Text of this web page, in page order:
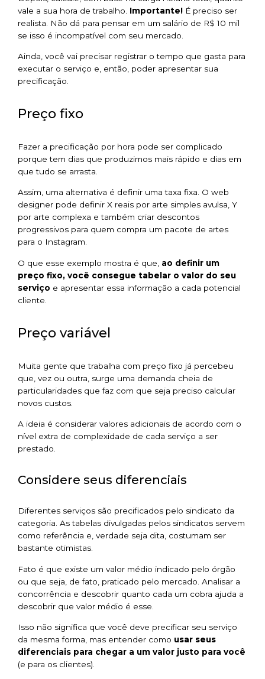
vale a sua hora de trabalho. Importante! É preciso ser
realista. Não dá para pensar em um salário de R$ 10 mil
se isso é incompatível com seu mercado.
Ainda, você vai precisar registrar o tempo que gasta para
executar o serviço e, então, poder apresentar sua
precificação.
Preço fixo
Fazer a precificação por hora pode ser complicado
porque tem dias que produzimos mais rápido e dias em
que tudo se arrasta.
Assim, uma alternativa é definir uma taxa fixa. O web
designer pode definir X reais por arte simples avulsa, Y
por arte complexa e também criar descontos
progressivos para quem compra um pacote de artes
para o Instagram.
O que esse exemplo mostra é que, ao definir um
preço fixo, você consegue tabelar o valor do seu
serviço e apresentar essa informação a cada potencial
cliente.
Preço variável
Muita gente que trabalha com preço fixo já percebeu
que, vez ou outra, surge uma demanda cheia de
particularidades que faz com que seja preciso calcular
novos custos.
A ideia é considerar valores adicionais de acordo com o
nível extra de complexidade de cada serviço a ser
prestado.
Considere seus diferenciais
Diferentes serviços são precificados pelo sindicato da
categoria. As tabelas divulgadas pelos sindicatos servem
como referência e, verdade seja dita, costumam ser
bastante otimistas.
Fato é que existe um valor médio indicado pelo órgão
ou que seja, de fato, praticado pelo mercado. Analisar a
concorrência e descobrir quanto cada um cobra ajuda a
descobrir que valor médio é esse.
Isso não significa que você deve precificar seu serviço
da mesma forma, mas entender como usar seus
diferenciais para chegar a um valor justo para você
(e para os clientes).